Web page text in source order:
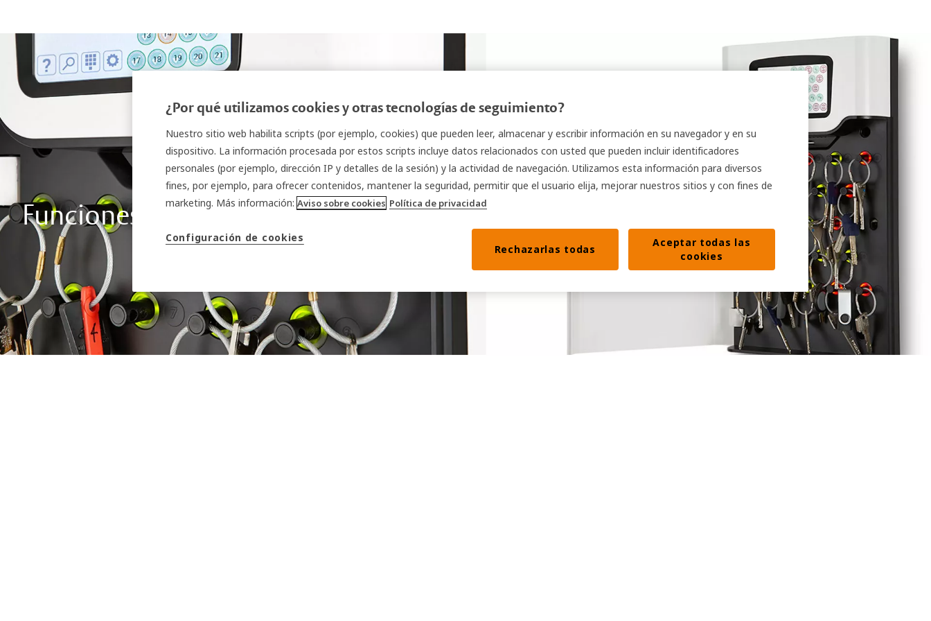
Funciones del sistema
¿Por qué utilizamos cookies y otras tecnologías de seguimiento?
Nuestro sitio web habilita scripts (por ejemplo, cookies) que pueden leer, almacenar y escribir información en su navegador y en su
dispositivo. La información procesada por estos scripts incluye datos relacionados con usted que pueden incluir identificadores
personales (por ejemplo, dirección IP y detalles de la sesión) y la actividad de navegación. Utilizamos esta información para diversos
fines, por ejemplo, para ofrecer contenidos, mantener la seguridad, permitir que el usuario elija, mejorar nuestros sitios y con fines de
marketing. Más información: Aviso sobre cookies Política de privacidad
Configuración de cookies
Rechazarlas todas
Aceptar todas las
cookies